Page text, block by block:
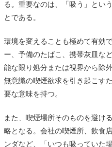
る。重要なのは、「吸う」とい
とである。
環境を変えることも極めて有効
ー、予備のたばこ、携帯灰皿な
能な限り処分または視界から除
無意識の喫煙欲求を引き起こす
要な意味を持つ。
また、喫煙場所そのものを避け
略となる。会社の喫煙所、飲食
ンダなど、「いつも吸っていた